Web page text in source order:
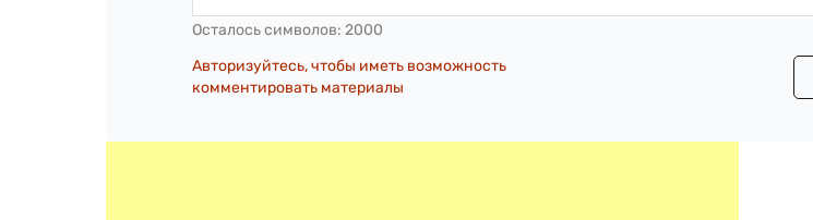
Осталось символов: 2000
Авторизуйтесь, чтобы иметь возможность
комментировать материалы